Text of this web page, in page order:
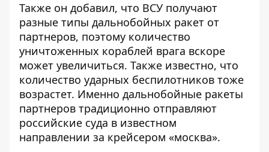
Также он добавил, что ВСУ получают
разные типы дальнобойных ракет от
партнеров, поэтому количество
уничтоженных кораблей врага вскоре
может увеличиться. Также известно, что
количество ударных беспилотников тоже
возрастет. Именно дальнобойные ракеты
партнеров традиционно отправляют
российские суда в известном
направлении за крейсером «москва».